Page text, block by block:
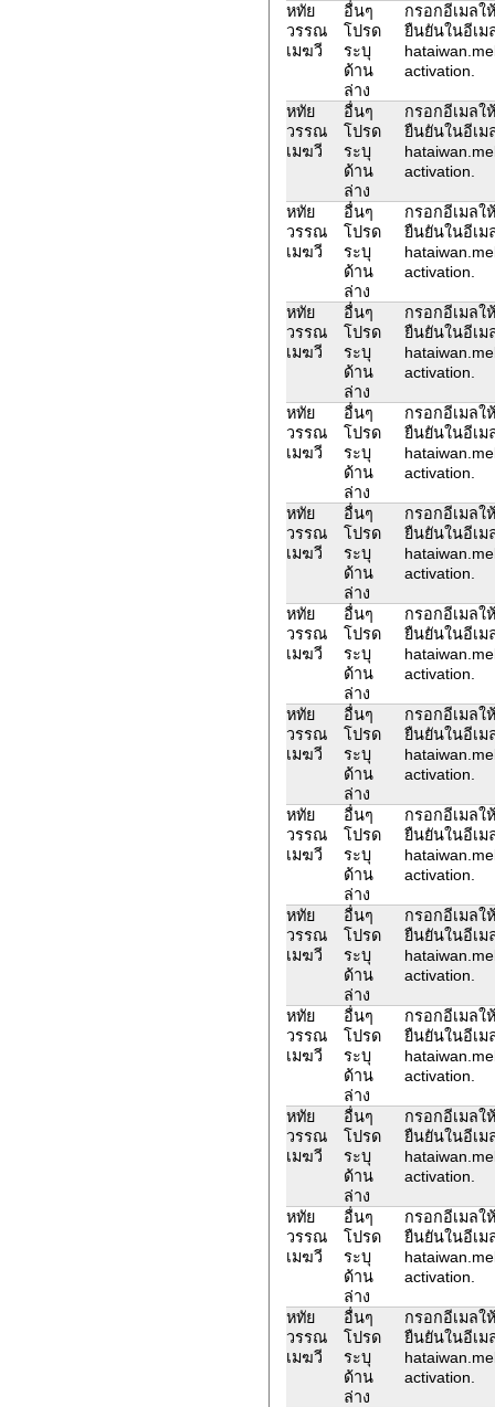
หทัย
วรรณ
เมฆวี
อื่นๆ
โปรด
ระบุ
ด้าน
ล่าง
กรอกอีเมลใ
ยืนยันในอีเม
activation.
หทัย
วรรณ
เมฆวี
อื่นๆ
โปรด
ระบุ
ด้าน
ล่าง
กรอกอีเมลใ
ยืนยันในอีเม
activation.
หทัย
วรรณ
เมฆวี
อื่นๆ
โปรด
ระบุ
ด้าน
ล่าง
กรอกอีเมลใ
ยืนยันในอีเม
activation.
หทัย
วรรณ
เมฆวี
อื่นๆ
โปรด
ระบุ
ด้าน
ล่าง
กรอกอีเมลใ
ยืนยันในอีเม
activation.
หทัย
วรรณ
เมฆวี
อื่นๆ
โปรด
ระบุ
ด้าน
ล่าง
กรอกอีเมลใ
ยืนยันในอีเม
activation.
หทัย
วรรณ
เมฆวี
อื่นๆ
โปรด
ระบุ
ด้าน
ล่าง
กรอกอีเมลใ
ยืนยันในอีเม
activation.
หทัย
วรรณ
เมฆวี
อื่นๆ
โปรด
ระบุ
ด้าน
ล่าง
กรอกอีเมลใ
ยืนยันในอีเม
activation.
หทัย
วรรณ
เมฆวี
อื่นๆ
โปรด
ระบุ
ด้าน
ล่าง
กรอกอีเมลใ
ยืนยันในอีเม
activation.
หทัย
วรรณ
เมฆวี
อื่นๆ
โปรด
ระบุ
ด้าน
ล่าง
กรอกอีเมลใ
ยืนยันในอีเม
activation.
หทัย
วรรณ
เมฆวี
อื่นๆ
โปรด
ระบุ
ด้าน
ล่าง
กรอกอีเมลใ
ยืนยันในอีเม
activation.
หทัย
วรรณ
เมฆวี
อื่นๆ
โปรด
ระบุ
ด้าน
ล่าง
กรอกอีเมลใ
ยืนยันในอีเม
activation.
หทัย
วรรณ
เมฆวี
อื่นๆ
โปรด
ระบุ
ด้าน
ล่าง
กรอกอีเมลใ
ยืนยันในอีเม
activation.
หทัย
วรรณ
เมฆวี
อื่นๆ
โปรด
ระบุ
ด้าน
ล่าง
กรอกอีเมลใ
ยืนยันในอีเม
activation.
หทัย
วรรณ
เมฆวี
อื่นๆ
โปรด
ระบุ
ด้าน
ล่าง
กรอกอีเมลใ
ยืนยันในอีเม
activation.